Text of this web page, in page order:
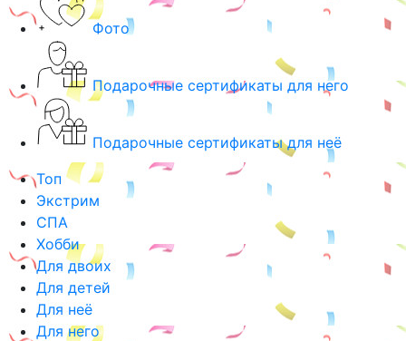
Фото
Подарочные сертификаты для него
Подарочные сертификаты для неё
Топ
Экстрим
СПА
Хобби
Для двоих
Для детей
Для неё
Для него